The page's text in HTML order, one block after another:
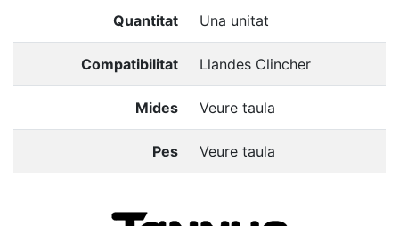
Quantitat Una unitat
Compatibilitat Llandes Clincher
Mides Veure taula
Pes Veure taula